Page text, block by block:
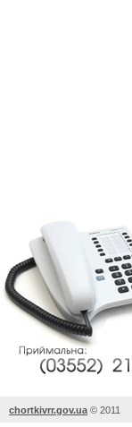
chortkivrr.gov.ua © 2011